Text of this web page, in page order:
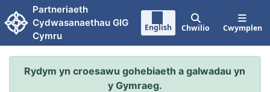
Neidio i'r prif gynnwy
Partneriaeth
Cydwasanaethau GIG
Cymru
English Chwilio Cwymplen
Rydym yn croesawu gohebiaeth a galwadau yn
y Gymraeg.